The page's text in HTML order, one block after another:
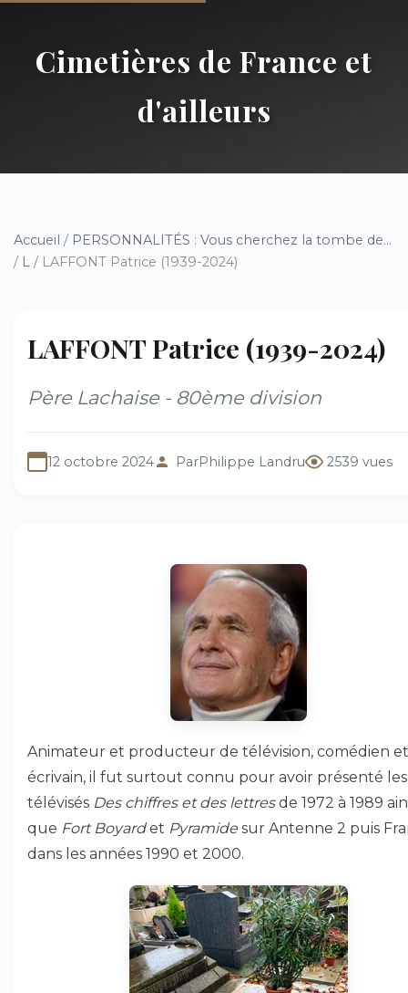
Cimetières de France et
d'ailleurs
Accueil / PERSONNALITÉS : Vous cherchez la tombe de...
/ L / LAFFONT Patrice (1939-2024)
LAFFONT Patrice (1939-2024)
Père Lachaise - 80ème division
12 octobre 2024 ParPhilippe Landru 2539 vues
Animateur et producteur de télévision, comédien et
écrivain, il fut surtout connu pour avoir présenté
télévisés Des chiffres et des lettresde 1972 à 1989
que Fort Boyardet Pyramide sur Antenne 2 puis
dans les années 1990 et 2000.